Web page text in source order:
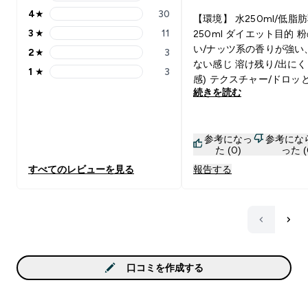
4 stars rating 30 reviews
4★ 30
3 stars rating 11 reviews
3 ★ 11
2 stars rating 3 reviews
2★ 3
1 stars rating 3 reviews
1 ★ 3
すべてのレビューを見る
【環境】 水250ml/低脂
250ml ダイエット目的 粉の匂
い/ナッツ系の香りが強い
ない感じ 溶け残り/出に
感) テクスチャー/ドロッ
訳でもなく飲みやすい 味
い味と香ばしさが混ざっ
じ。どっちかって言うと
の風味が強い。確かにこ
すればそんなに甘過ぎず
続きを読む
参考になっ
た (0)
参考にな
った
報告する
口コミを作成する